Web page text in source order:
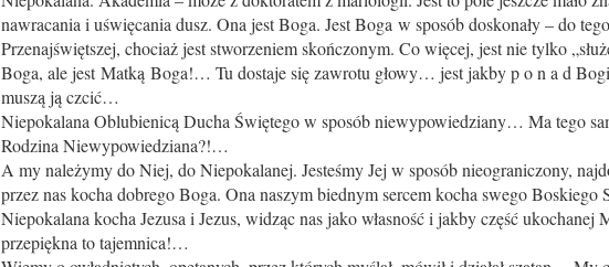
nawracania i uświęcania dusz. Ona jest Boga. Jest Boga w sposób doskonały – do
Przenajświętszej, chociaż jest stworzeniem skończonym. Co więcej, jest nie tylko
Boga, ale jest Matką Boga!… Tu dostaje się zawrotu głowy… jest jakby p o n a d
muszą ją czcić…
Niepokalana Oblubienicą Ducha Świętego w sposób niewypowiedziany… Ma tego
Rodzina Niewypowiedziana?!…
A my należymy do Niej, do Niepokalanej. Jesteśmy Jej w sposób nieograniczony,
przez nas kocha dobrego Boga. Ona naszym biednym sercem kocha swego
Niepokalana kocha Jezusa i Jezus, widząc nas jako własność i jakby część ukochanej
przepiękna to tajemnica!…